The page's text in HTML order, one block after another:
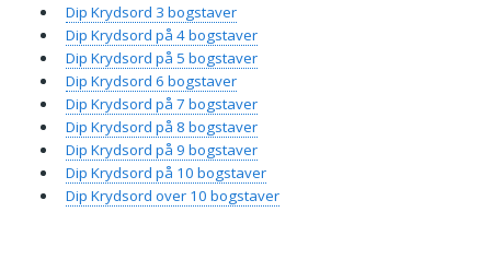
Dip Krydsord 3 bogstaver
Dip Krydsord på 4 bogstaver
Dip Krydsord på 5 bogstaver
Dip Krydsord 6 bogstaver
Dip Krydsord på 7 bogstaver
Dip Krydsord på 8 bogstaver
Dip Krydsord på 9 bogstaver
Dip Krydsord på 10 bogstaver
Dip Krydsord over 10 bogstaver